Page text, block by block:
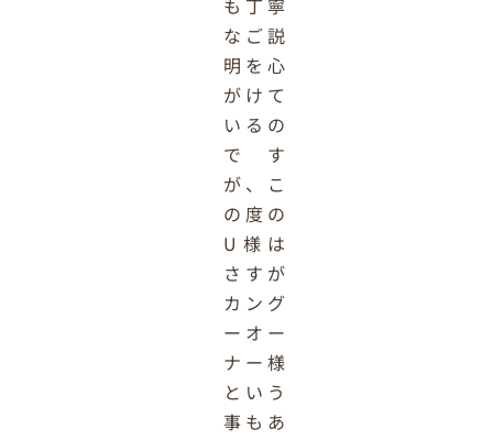
も丁寧
なご説
明を心
がけて
いるの
です
が、こ
の度の
U様は
さすが
カング
ーオー
ナー様
という
事もあ